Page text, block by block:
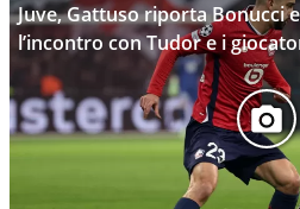
Juve, Gattuso riporta Bonucci
l’incontro con Tudor e i